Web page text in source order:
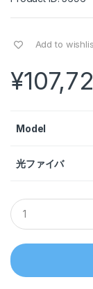
Add to
¥
Model
光ファイバ
Q
u
a
t
i